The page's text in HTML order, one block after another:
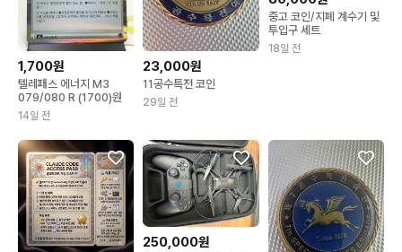
1,700원
텔레패스 에너지 M3
079/080 R (1700)원
14일 전
23,000원
11공수특전 코인
29일 전
중고 코인/지폐 계수기 및
투입구 세트
18일 전
250,000원